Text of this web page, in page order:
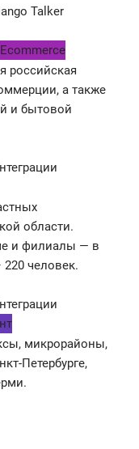
Talker
российская
а также
и бытовой
области.
и филиалы — в
человек.
микрорайоны,
Петербурге,